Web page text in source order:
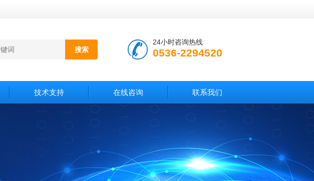
24小时咨询热线
0536-2294520
技术支持 在线咨询 联系我们